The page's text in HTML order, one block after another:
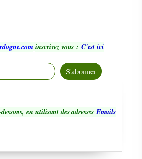
inscrivez vous : C'est ici
en utilisant des adressesEmails